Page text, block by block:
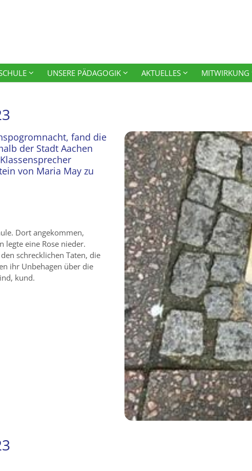
UNSERE PÄDAGOGIK AKTUELLES MITWIRKUNG
fand die
der Stadt Aachen
von Maria May zu
Dort angekommen,
legte eine Rose nieder.
schrecklichen Taten, die
ihr Unbehagen über die
kund.